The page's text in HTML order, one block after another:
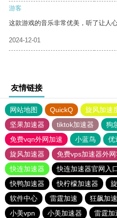
游客
这款游戏的音乐非常优美，听了让人心
2024-12-01
友情链接
网站地图 QuickQ 旋风加速
坚果加速器
tiktok加速器
狗
免费vqn外网加速
小蓝鸟 优
旋风加速器
免费vps加速器外
快连加速器
快连加速器官网入
快鸭加速器
快柠檬加速器
软件中心
雷霆加速 狂飙加
小美vpn
小美加速器 雷霆加